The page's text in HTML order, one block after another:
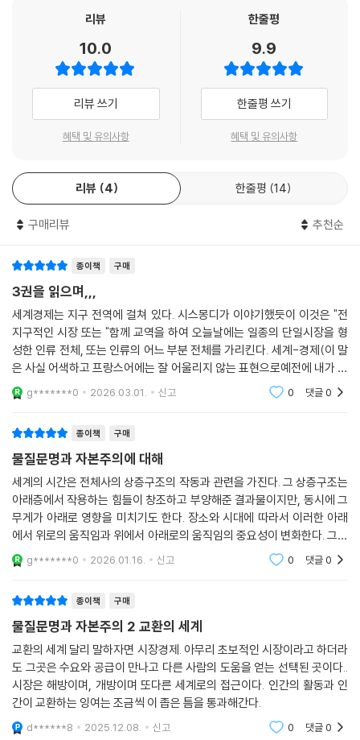
과 일상생활을 담은 방대한 고문서들을 통계적으로 분석하고 수량화했다.
브로델은 작고 사소한 일들이 매일같이 되풀이되는 과정이 ‘지속되면서’
단단한 ‘구조’가 만들어진다고 보았다. 사람들의 기본적인 삶의 모습과 그
한계를 규정하는 구조를 통해서 역사, 그리고 세상을 바꾸는 원동력을 통
찰한 그는 오늘날까지도 프랑스 역사학의 ‘대부’로 불린다.
거시적인 차원에서 고찰한 기념비적 대작
세계 역사학을 이끈 대작 『물질문명과 자본주의』는 산업화 이전 시기의 인
간 사회를 낱낱이 연구하여 물질문명과 자본주의의 과거, 현재, 그리고 미
료를 수십 년에 걸쳐 깊이 연구한 끝에 나온 산물로, 세계사적인 사건들뿐
아니라 경제, 문화, 지리, 사회 등 다양한 영역들을 총체적으로 살피며 물
질문명과 자본주의의 그 역동적인 흐름을 담아냈다.
제1권인 『일상생활의 구조』는 사물, 도구, 일상의 행위, 화폐, 도시 등 물질
문화를 살펴보면서, 일상생활이 만든 문명의 틀을 관찰한다. 바로 이 물질
문화의 기반 위에 행상인, 상인, 가게와 상점, 시장과 정기시와 같은 경제
활동이 솟아난다. 거대 회사들은 원격지 교역을 수행하고 거래소가 등장하
제’와 ‘자본주의’라는 두 영역을 추적하면서, 제1권에서 다룬 물질문화의
위에서 역동하는 이 두 영역을 구조적으로 설명하고자 한다. 시장경제와
자본주의는 서로 뒤섞이면서도 구분되고 대립하는데, 어떤 불평등이 이와
같은 이중성을 만드는지를 다룬다. 제3권인 『세계의 시간』에서는 자본주
의적 영향력을 전 세계적으로 미치는 도시들이 등장했다가 쇠퇴하는 역사
의 흐름을 살펴본다. 베네치아, 안트베르펜, 제노바, 암스테르담 등의 도시
가 차례로 주도권을 잡았으며, 프랑스와 영국에서 국민경제가 등장했고,
이 책이 세세한 내용과 대담한 가설들로 가득하다는 데에는 반론의 여지가
없다.……이 책은 인간이 할 수 있는 끝없이 다양한 상업의 세계들을 보여
준다.
― 조너선 스펜스, [뉴욕 타임스 북 리뷰(New York Times Book Rev
iew)]
리뷰
10.0
리뷰 쓰기
혜택 및 유의사항
한줄평
9.9
한줄평 쓰기
혜택 및 유의사항
리뷰 4 한줄평 14
구매리뷰 추천순
종이책 구매
3권을 읽으며,,,
세계경제는 지구 전역에 걸쳐 있다. 시스몽디가 이야기했듯이 이것은 "전
지구적인 시장 또는 "함께 교역을 하여 오늘날에는 일종의 단일시장을 형
성한 인류 전체, 또는 인류의 어느 부분 전체를 가리킨다. 세계-경제(이 말
은 사실 어색하고 프랑스어에는 잘 어울리지 않는 표현으로예전에 내가 독
일어의 ‘벨트비르트샤프트[Weltwirtschaft]의 번역어를 찾을 때 그다지
논리적이지 않다는
g*******0 2026.03.01. 신고 0 댓글0
종이책 구매
물질문명과 자본주의에 대해
세계의 시간은 전체사의 상층구조의 작동과 관련을 가진다. 그 상층구조는
아래층에서 작용하는 힘들이 창조하고 부양해준 결과물이지만, 동시에 그
무게가 아래로 영향을 미치기도 한다. 장소와 시대에 따라서 이러한 아래
에서 위로의 움직임과 위에서 아래로의 움직임의 중요성이 변화한다. 그러
나 사회적, 경제적으로 가장 발전한 지역에서도 세계의 시간이 모든것을
다 책임지지는 못
g*******0 2026.01.16. 신고 0 댓글0
종이책 구매
물질문명과 자본주의 2 교환의 세계
교환의 세계 달리 말하자면 시장경제. 아무리 초보적인 시장이라고 하더라
도 그곳은 수요와 공급이 만나고 다른 사람의 도움을 얻는 선택된 곳이다..
시장은 해방이며, 개방이며 또다른 세계로의 접근이다. 인간의 활동과 인
간이 교환하는 잉여는 조금씩 이 좁은 틈을 통과해간다.
d******8 2025.12.08. 신고 0 댓글0